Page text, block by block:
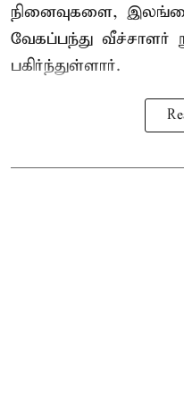
நினைவுகளை,
வேகப்பந்து வீச்சாளர்
பகிர்ந்துள்ளார்.